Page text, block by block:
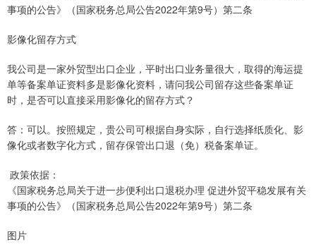
事项的公告》（国家税务总局公告2022年第9号）第二条
影像化留存方式
我公司是一家外贸型出口企业，平时出口业务量很大，取得的海运提
单等备案单证资料多是影像化资料，请问我公司留存这些备案单证
时，是否可以直接采用影像化的留存方式？
答：可以。按照规定，贵公司可根据自身实际，自行选择纸质化、影
像化或者数字化方式，留存保管出口退（免）税备案单证。
政策依据：
《国家税务总局关于进一步便利出口退税办理 促进外贸平稳发展有关
事项的公告》（国家税务总局公告2022年第9号）第二条
图片